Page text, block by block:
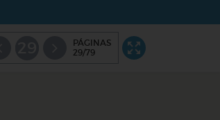
PÁGINAS
29/79